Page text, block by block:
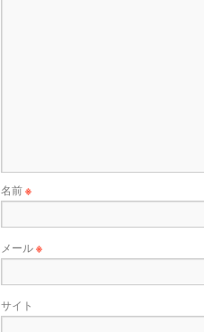
名前※
メール※
サイト